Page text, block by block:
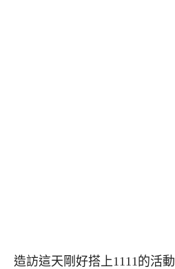
造訪這天剛好搭上1111的活動